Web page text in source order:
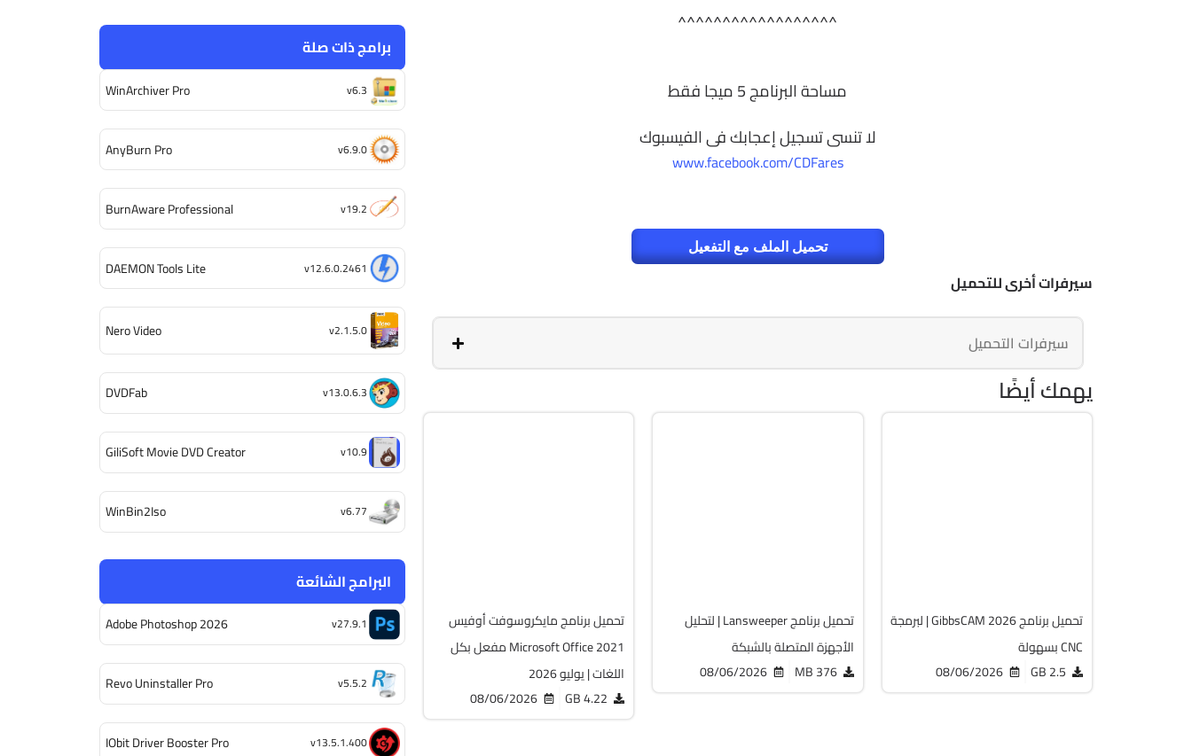
برامج ذات صلة
WinArchiver Pro v6.3
AnyBurn Pro v6.9.0
BurnAware Professional v19.2
DAEMON Tools Lite v12.6.0.2461
Nero Video v2.1.5.0
DVDFab v13.0.6.3
GiliSoft Movie DVD Creator v10.9
WinBin2Iso v6.77
البرامج الشائعة
Adobe Photoshop 2026 v27.9.1
Revo Uninstaller Pro v5.5.2
IObit Driver Booster Pro v13.5.1.400
^^^^^^^^^^^^^^^^^^
مساحة البرنامج 5 ميجا فقط
لا تنسى تسجيل إعجابك فى الفيسبوك
www.facebook.com/CDFares
تحميل الملف مع التفعيل
سيرفرات أخرى للتحميل
سيرفرات التحميل
يهمك أيضًا
تحميل برنامج GibbsCAM 2026 | لبرمجة
CNC بسهولة
2.5 GB
08/06/2026
تحميل برنامج Lansweeper | لتحليل
الأجهزة المتصلة بالشبكة
376 MB
08/06/2026
تحميل برنامج مايكروسوفت أوفيس
Microsoft Office 2021 مفعل بكل
اللغات | يوليو 2026
4.22 GB
08/06/2026